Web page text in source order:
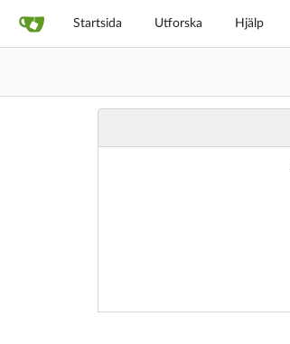
Startsida Utforska Hjälp